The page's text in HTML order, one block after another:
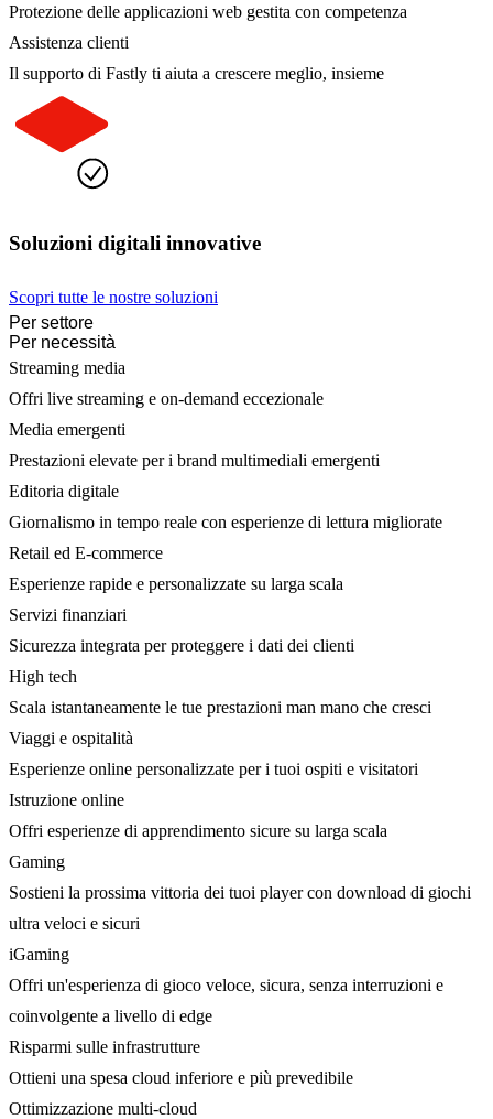
Protezione delle applicazioni web gestita con competenza
Assistenza clienti
Il supporto di Fastly ti aiuta a crescere meglio, insieme
Soluzioni digitali innovative
Scopri tutte le nostre soluzioni
Per settore
Per necessità
Streaming media
Offri live streaming e on-demand eccezionale
Media emergenti
Prestazioni elevate per i brand multimediali emergenti
Editoria digitale
Giornalismo in tempo reale con esperienze di lettura migliorate
Retail ed E-commerce
Esperienze rapide e personalizzate su larga scala
Servizi finanziari
Sicurezza integrata per proteggere i dati dei clienti
High tech
Scala istantaneamente le tue prestazioni man mano che cresci
Viaggi e ospitalità
Esperienze online personalizzate per i tuoi ospiti e visitatori
Istruzione online
Offri esperienze di apprendimento sicure su larga scala
Gaming
Sostieni la prossima vittoria dei tuoi player con download di giochi
ultra veloci e sicuri
iGaming
Offri un'esperienza di gioco veloce, sicura, senza interruzioni e
coinvolgente a livello di edge
Risparmi sulle infrastrutture
Ottieni una spesa cloud inferiore e più prevedibile
Ottimizzazione multi-cloud